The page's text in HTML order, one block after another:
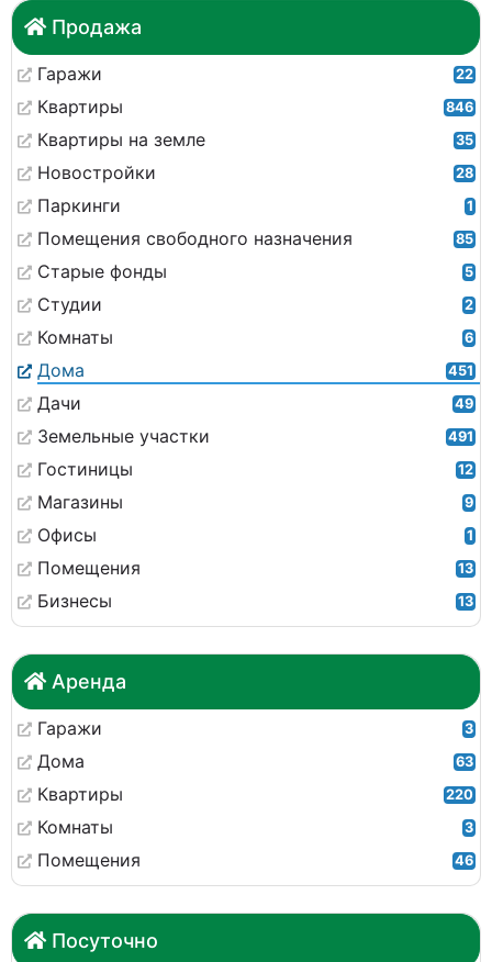
Продажа
Гаражи 22
Квартиры 846
Квартиры на земле 35
Новостройки 28
Паркинги 1
Помещения свободного назначения 85
Старые фонды 5
Студии 2
Комнаты 6
Дома 451
Дачи 49
Земельные участки 491
Гостиницы 12
Магазины 9
Офисы 1
Помещения 13
Бизнесы 13
Аренда
Гаражи 3
Дома 63
Квартиры 220
Комнаты 3
Помещения 46
Посуточно